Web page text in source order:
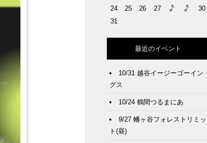
24
25 26 27
30
31
最近のイベント
10/31 越谷イージーゴーイン
グス
10/24 鶴間つるまにあ
9/27 幡ヶ谷フォレストリミッ
ト(昼)